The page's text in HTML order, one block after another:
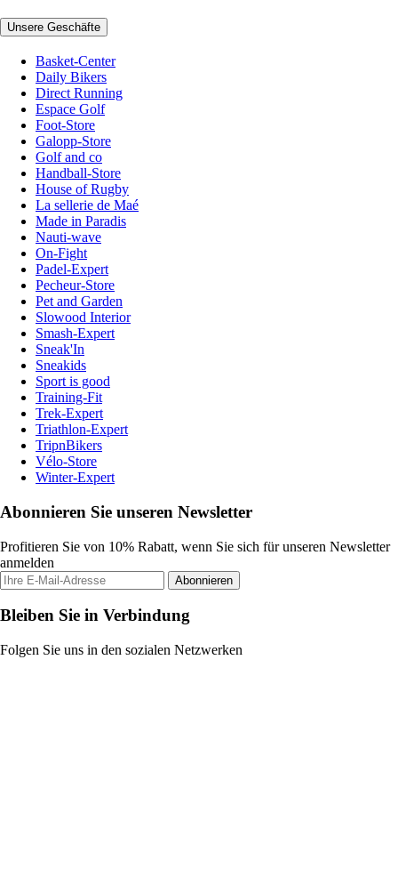
Unsere Geschäfte
Basket-Center
Daily Bikers
Direct Running
Espace Golf
Foot-Store
Galopp-Store
Golf and co
Handball-Store
House of Rugby
La sellerie de Maé
Made in Paradis
Nauti-wave
On-Fight
Padel-Expert
Pecheur-Store
Pet and Garden
Slowood Interior
Smash-Expert
Sneak'In
Sneakids
Sport is good
Training-Fit
Trek-Expert
Triathlon-Expert
TripnBikers
Vélo-Store
Winter-Expert
Abonnieren Sie unseren Newsletter
Profitieren Sie von 10% Rabatt, wenn Sie sich für unseren Newsletter
anmelden
Abonnieren
Bleiben Sie in Verbindung
Folgen Sie uns in den sozialen Netzwerken